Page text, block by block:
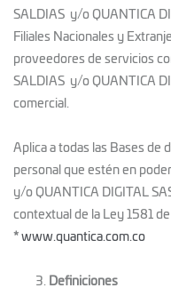
SALDIAS y/o QUANTICA
Filiales Nacionales y
proveedores de servicios
SALDIAS y/o QUANTICA
comercial.
Aplica a todas las Bases de
personal que estén en
y/o QUANTICA DIGITAL
contextual de la Ley 1581
* www.quantica.com.co
Definiciones